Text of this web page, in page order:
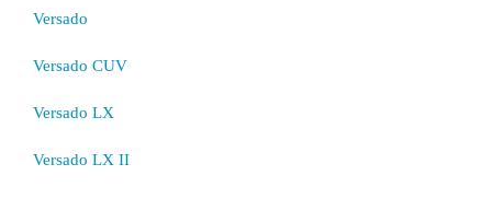
Versado
Versado CUV
Versado LX
Versado LX II